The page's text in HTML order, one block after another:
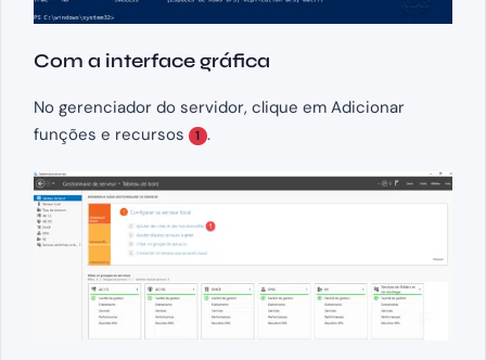
Com a interface gráfica
No gerenciador do servidor, clique em Adicionar
funções e recursos
1 .